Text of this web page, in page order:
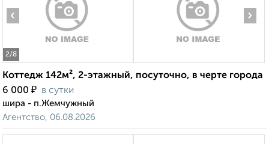
2/8
‹ ›
Коттедж 142м², 2-этажный, посуточно, в черте города
6 000 ₽ в сутки
шира - п.Жемчужный
Агентство, 06.08.2026